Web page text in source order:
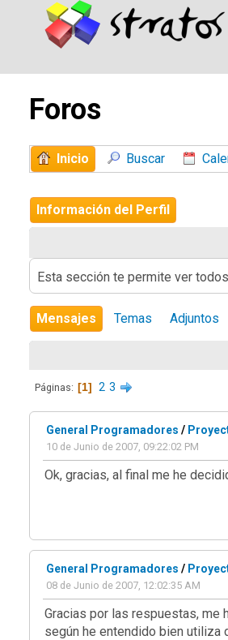
Foros
Inicio Buscar
Información del Perfil
Esta sección te permite ver
Mensajes Temas Adjuntos
Páginas 1 2 3
General Programadores /
10 de Junio de 2007, 09:22:02 PM
Ok, gracias, al final me he
General Programadores /
08 de Junio de 2007, 12:02:35 AM
Gracias por las respuestas, me
según he entendido bien utiliza